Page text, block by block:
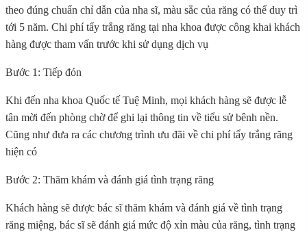
theo đúng chuẩn chỉ dẫn của nha sĩ, màu sắc của răng có thể duy trì
tới 5 năm. Chi phí tẩy trắng răng tại nha khoa được công khai khách
hàng được tham vấn trước khi sử dụng dịch vụ
Bước 1: Tiếp đón
Khi đến nha khoa Quốc tế Tuệ Minh, mọi khách hàng sẽ được lễ
tân mời đến phòng chờ để ghi lại thông tin về tiểu sử bênh nền.
Cũng như đưa ra các chương trình ưu đãi về chi phí tẩy trắng răng
hiện có
Bước 2: Thăm khám và đánh giá tình trạng răng
Khách hàng sẽ được bác sĩ thăm khám và đánh giá về tình trạng
răng miệng, bác sĩ sẽ đánh giá mức độ xỉn màu của răng, tình trạng